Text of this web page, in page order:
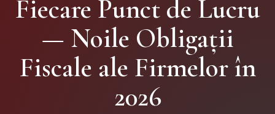
Fiecare Punct de Lucru
— Noile Obligații
Fiscale ale Firmelor în
2026